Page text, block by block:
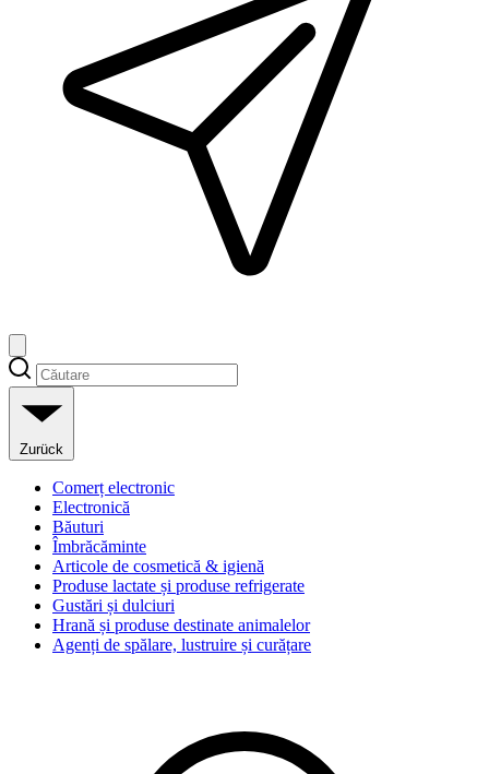
Zurück
Comerț electronic
Electronică
Băuturi
Îmbrăcăminte
Articole de cosmetică & igienă
Produse lactate și produse refrigerate
Gustări și dulciuri
Hrană și produse destinate animalelor
Agenți de spălare, lustruire și curățare